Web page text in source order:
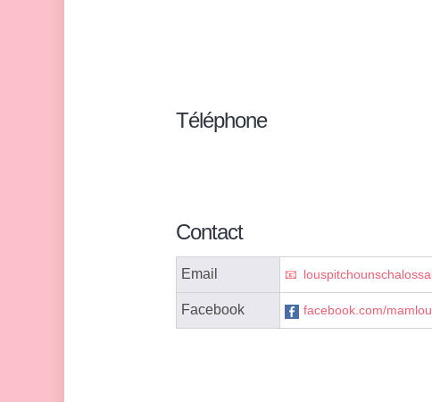
Téléphone
Contact
Email
Facebook facebook.com/